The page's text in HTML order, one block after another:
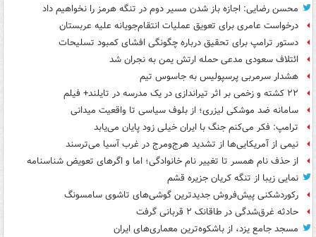
محسن رضایی: اجازه باز شدن مسیر دوم در تنگه هرمز را نخواهیم داد
درخواست عامری برای تعویق عملیات انتقام‌جویانه علیه عربستان
دستور ترامپ برای تحقیق درباره چگونگی افشای کمبود تسلیحات
ائتلاف سعودی مدعی حمله ارتش یمن به نجران شد
هشدار سرمربی پرسپولیس به جاسوس تیم
۲۲ کشته و زخمی بر اثر تیراندازی در یک مدرسه در تایلند+ فیلم
سامانه ضد موشکی لیزری؛ از بلوف سیاسی تا واقعیت میدانی
ترامپ: فکر می‌کنم جنگ با ایران خیلی زود پایان می‌یابد
نیمی از آمریکایی‌ها از تشدید هرج‌ومرج در غرب آسیا می‌ترسند
از حذف نام همسر تا تغییر نام خانوادگی؛ اما و اگرهای تعویض شناسنامه
نمایی زیبا از تنگه کریان جزیره قشم
رکوردشکنی پیش‌فروش جدیدترین گوشی‌های تاشوی سامسونگ
حادثه غرق‌شدگی در طاقانک ۲ قربانی گرفت
مسجد جامع یزد، از باشکوه‌ترین معماری‌های ایران